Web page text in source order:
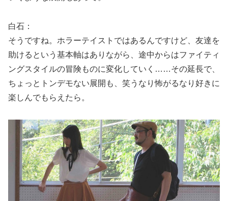
白石：
そうですね。ホラーテイストではあるんですけど、友達を
助けるという基本軸はありながら、途中からはファイティ
ングスタイルの冒険ものに変化していく……その延長で、
ちょっとトンデモない展開も、笑うなり怖がるなり好きに
楽しんでもらえたら。